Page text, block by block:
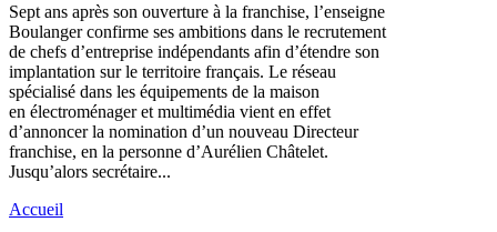
Sept ans après son ouverture à la franchise, l’enseigne
Boulanger confirme ses ambitions dans le recrutement
de chefs d’entreprise indépendants afin d’étendre son
implantation sur le territoire français. Le réseau
spécialisé dans les équipements de la maison
en électroménager et multimédia vient en effet
d’annoncer la nomination d’un nouveau Directeur
franchise, en la personne d’Aurélien Châtelet.
Jusqu’alors secrétaire...
Accueil